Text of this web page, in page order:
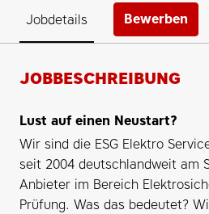
Jobdetails Bewerben
JOBBESCHREIBUNG
Lust auf einen Neustart?
Wir sind die ESG Elektro
seit 2004 deutschlandweit am
Anbieter im Bereich
Prüfung. Was das bedeutet?